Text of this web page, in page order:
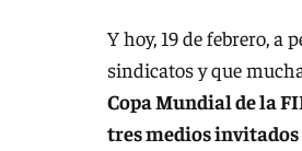
Y hoy, 19 de febrero, a
sindicatos y que
Copa Mundial de la
tres medios invitados